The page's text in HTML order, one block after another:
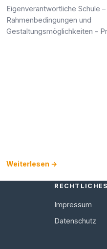
Eigenverantwortliche Schule –
Rahmenbedingungen und
Gestaltungsmöglichkeiten -
Weiterlesen →
RECHTLICHES
Impressum
Datenschutz